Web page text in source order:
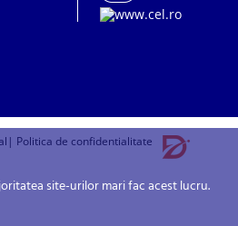
| Politica de confidentialitate
site-urilor mari fac acest lucru.